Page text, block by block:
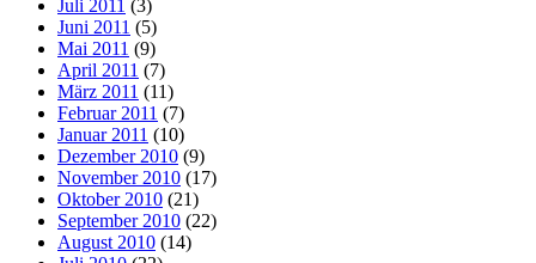
Juli 2011 (3)
Juni 2011 (5)
Mai 2011 (9)
April 2011 (7)
März 2011 (11)
Februar 2011 (7)
Januar 2011 (10)
Dezember 2010 (9)
November 2010 (17)
Oktober 2010 (21)
September 2010 (22)
August 2010 (14)